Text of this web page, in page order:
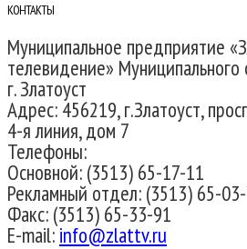
КОНТАКТЫ
Муниципальное предприятие
телевидение» Муниципального
г. Златоуст
Адрес: 456219, г.Златоуст,
4-я линия, дом 7
Телефоны:
Основной: (3513) 65-17-11
Рекламный отдел: (3513) 65-
Факс: (3513) 65-33-91
E-mail:info@zlattv.ru